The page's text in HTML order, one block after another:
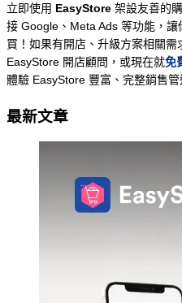
立即使用 EasyStore 架設友善的
接 Google、Meta Ads 等功能，
買！ 如果有開店、升級方案相關需
EasyStore 開店顧問，或現在就免
體驗 EasyStore 豐富、完整銷售
最新文章